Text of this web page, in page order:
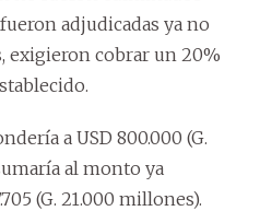
adjudicadas ya no
exigieron cobrar un 20%
a USD 800.000 (G.
al monto ya
(G. 21.000 millones).